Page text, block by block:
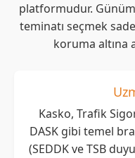
platformudur.
teminatı seçmek
koruma altına
Kasko, Trafik
DASK gibi temel
(SEDDK ve TSB